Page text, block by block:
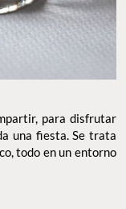
para disfrutar
una fiesta. Se trata
todo en un entorno